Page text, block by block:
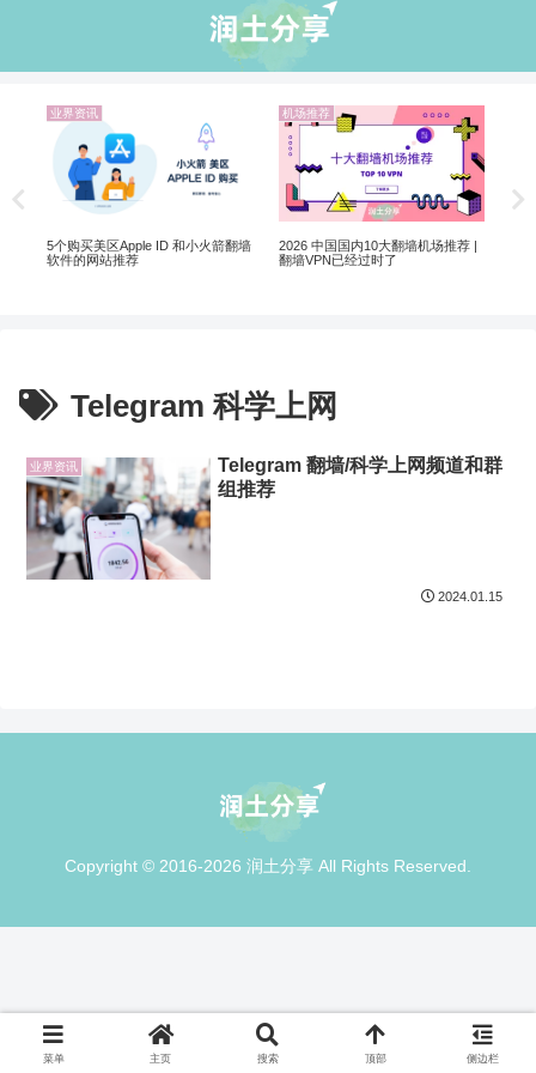
业界资讯
5个购买美区Apple ID 和小火箭翻墙
软件的网站推荐
机场推荐
2026 中国国内10大翻墙机场推荐 |
翻墙VPN已经过时了
Telegram 科学上网
业界资讯
Telegram 翻墙/科学上网频道和群
组推荐
2024.01.15
Copyright © 2016-2026 润土分享 All Rights Reserved.
菜单 主页 搜索 顶部 侧边栏